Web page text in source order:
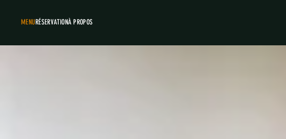
MENURÉSERVATIONÀ PROPOS